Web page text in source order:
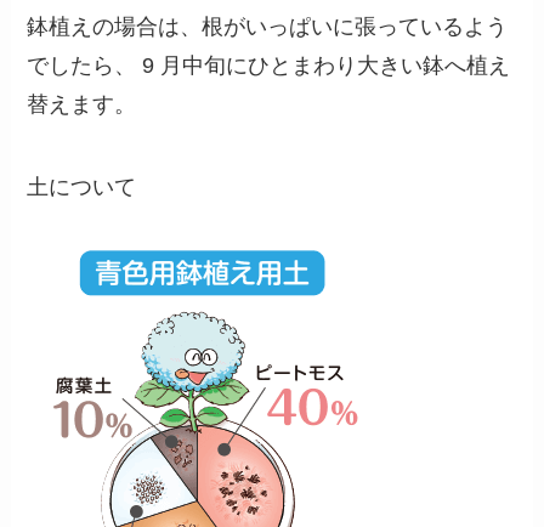
鉢植えの場合は、根がいっぱいに張っているよう
でしたら、 9 月中旬にひとまわり大きい鉢へ植え
替えます。
土について